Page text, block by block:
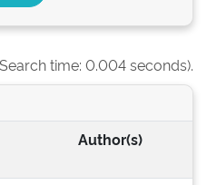
time: 0.004 seconds).
Author(s)